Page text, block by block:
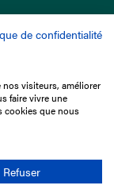
de confidentialité
visiteurs, améliorer
faire vivre une
cookies que nous
Refuser